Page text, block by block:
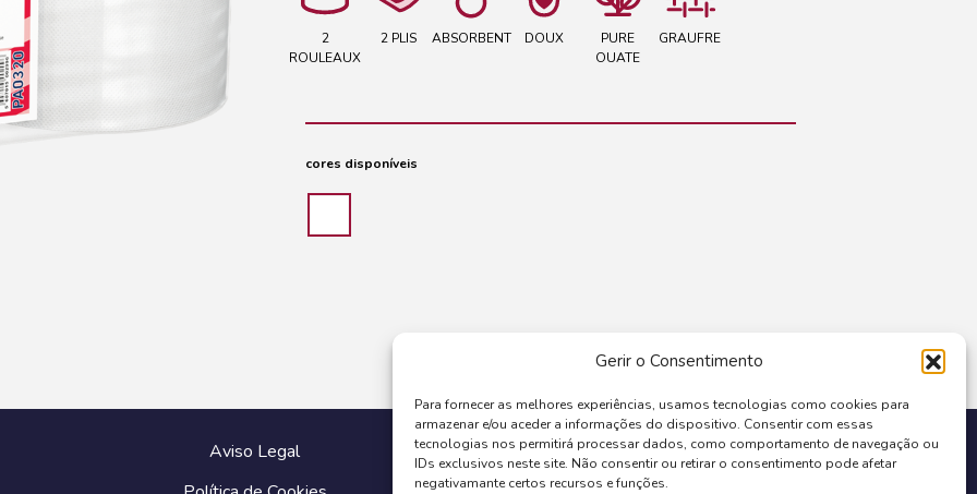
Gerir o Consentimento
Para fornecer as melhores experiências, usamos tecnologias como cookies para
armazenar e/ou aceder a informações do dispositivo. Consentir com essas
tecnologias nos permitirá processar dados, como comportamento de navegação ou
IDs exclusivos neste site. Não consentir ou retirar o consentimento pode afetar
negativamante certos recursos e funções.
2
ROULEAUX
2 PLIS ABSORBENT DOUX
PURE
OUATE
GRAUFRE
cores disponíveis
Aviso Legal